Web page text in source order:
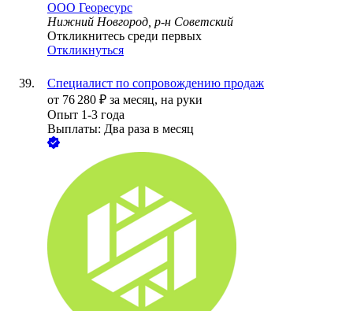
ООО Георесурс
Нижний Новгород, р-н Советский
Откликнитесь среди первых
Откликнуться
Специалист по сопровождению продаж
от 76 280 ₽ за месяц, на руки
Опыт 1-3 года
Выплаты: Два раза в месяц